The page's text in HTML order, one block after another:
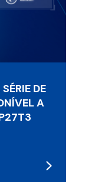
DE
A